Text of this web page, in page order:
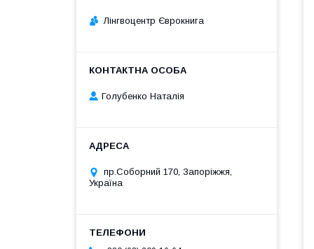
Лінгвоцентр Єврокнига
Голубенко Наталія
пр.Соборний 170, Запоріжжя,
Україна